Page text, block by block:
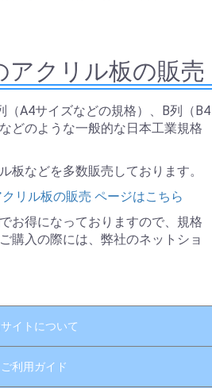
アクリル板の販売
（A4サイズなどの規格）、B列（B4
どのような一般的な日本工業規格
板などを多数販売しております。
リル板の販売 ページはこちら
お得になっておりますので、規格
購入の際には、弊社のネットショ
イトについて
ご利用ガイド